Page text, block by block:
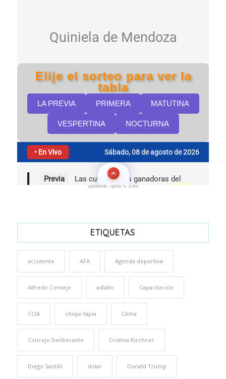
Quinielas, Quini 6, Loto
ETIQUETAS
accidente AFA Agenda deportiva
Alfredo Cornejo asfalto Capacitación
CCIA chiqui tapia Clima
Concejo Deliberante Cristina Kirchner
Diego Santilli dolar Donald Trump